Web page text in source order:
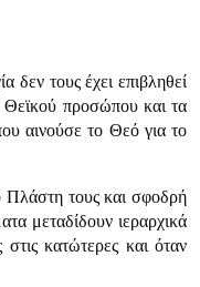
τους έχει επιβληθεί
Θεϊκού προσώπου και τα
αινούσε το Θεό για το
Πλάστη τους και σφοδρή
μεταδίδουν ιεραρχικά
κατώτερες και όταν